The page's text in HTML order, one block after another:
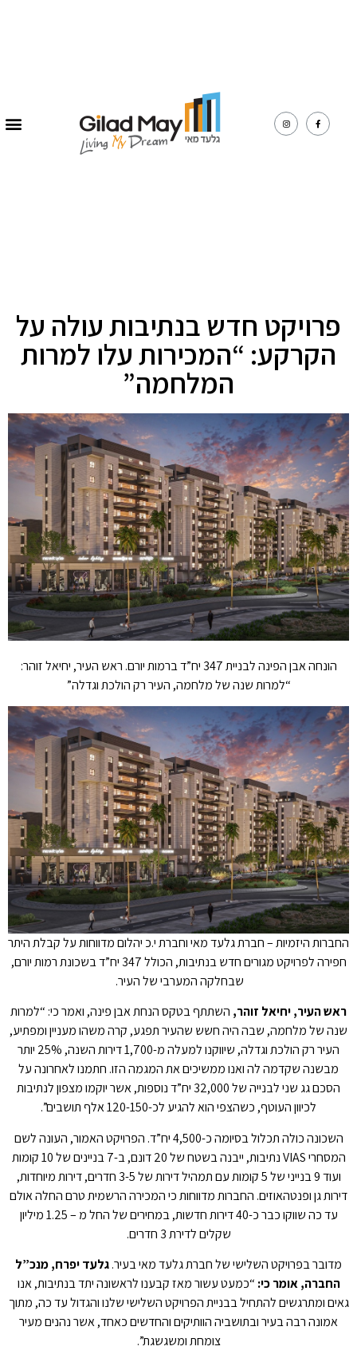
פרויקט חדש בנתיבות עולה על
הקרקע: “המכירות עלו למרות
המלחמה”
הונחה אבן הפינה לבניית 347 יח”ד ברמות יורם. ראש העיר, יחיאל זוהר:
“למרות שנה של מלחמה, העיר רק הולכת וגדלה”
החברות היזמיות – חברת גלעד מאי וחברת י.כ יהלום מדווחות על קבלת היתר
חפירה לפרויקט מגורים חדש בנתיבות, הכולל 347 יח”ד בשכונת רמות יורם,
שבחלקה המערבי של העיר.
ראש העיר, יחיאל זוהר, השתתף בטקס הנחת אבן פינה, ואמר כי: “למרות
שנה של מלחמה, שבה היה חשש שהעיר תפגע, קרה משהו מעניין ומפתיע,
העיר רק הולכת וגדלה, שיווקנו למעלה מ-1,700 דירות השנה, 25% יותר
מבשנה שקדמה לה ואנו ממשיכים את המגמה הזו. חתמנו לאחרונה על
הסכם גג שני לבנייה של 32,000 יח”ד נוספות, אשר יוקמו מצפון לנתיבות
לכיוון העוטף, כשהצפי הוא להגיע לכ-120-150 אלף תושבים”.
השכונה כולה תכלול בסיומה כ-4,500 יח”ד. הפרויקט האמור, העונה לשם
המסחרי VIAS נתיבות, ייבנה בשטח של 20 דונם, ב-7 בניינים של 10 קומות
ועוד 9 בנייני של 5 קומות עם תמהיל דירות של 3-5 חדרים, דירות מיוחדות,
דירות גן ופנטהאוזים. החברות מדווחות כי המכירה הרשמית טרם החלה אולם
עד כה שווקו כבר כ-40 דירות חדשות, במחירים של החל מ – 1.25 מיליון
שקלים לדירת 3 חדרים.
מדובר בפרויקט השלישי של חברת גלעד מאי בעיר.גלעד יפרח, מנכ”ל
החברה, אומר כי: “כמעט עשור מאז קבענו לראשונה יתד בנתיבות, אנו
גאים ומתרגשים להתחיל בבניית הפרויקט השלישי שלנו והגדול עד כה, מתוך
אמונה רבה בעיר ובתושביה הוותיקים והחדשים כאחד, אשר נהנים מעיר
צומחת ומשגשגת”.